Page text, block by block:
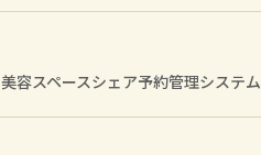
美容スペースシェア予約管理システム